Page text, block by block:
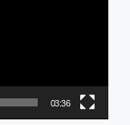
03:36